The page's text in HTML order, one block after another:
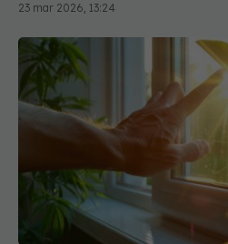
23 mar 2026, 13:24